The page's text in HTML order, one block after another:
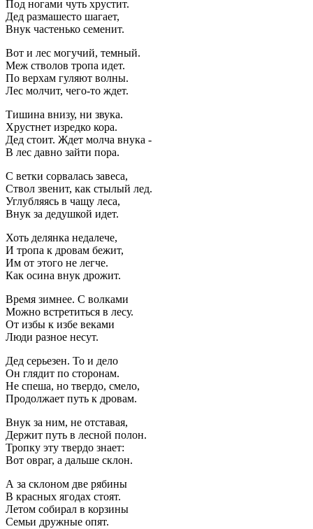
Под ногами чуть хрустит.
Дед размашесто шагает,
Внук частенько семенит.
Вот и лес могучий, темный.
Меж стволов тропа идет.
По верхам гуляют волны.
Лес молчит, чего-то ждет.
Тишина внизу, ни звука.
Хрустнет изредко кора.
Дед стоит. Ждет молча внука -
В лес давно зайти пора.
С ветки сорвалась завеса,
Ствол звенит, как стылый лед.
Углубляясь в чащу леса,
Внук за дедушкой идет.
Хоть делянка недалече,
И тропа к дровам бежит,
Им от этого не легче.
Как осина внук дрожит.
Время зимнее. С волками
Можно встретиться в лесу.
От избы к избе веками
Люди разное несут.
Дед серьезен. То и дело
Он глядит по сторонам.
Не спеша, но твердо, смело,
Продолжает путь к дровам.
Внук за ним, не отставая,
Держит путь в лесной полон.
Тропку эту твердо знает:
Вот овраг, а дальше склон.
А за склоном две рябины
В красных ягодах стоят.
Летом собирал в корзины
Семьи дружные опят.